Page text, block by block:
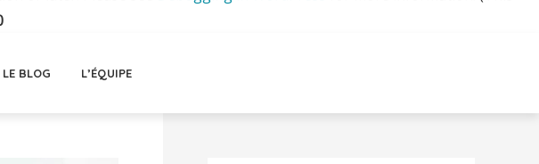
LE BLOG L’ÉQUIPE